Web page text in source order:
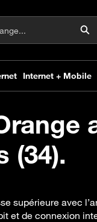
(34).
supérieure avec
et de connexion